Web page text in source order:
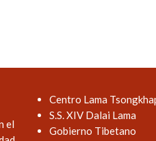
el
Centro Lama
S.S. XIV Dalai Lama
Gobierno Tibetano